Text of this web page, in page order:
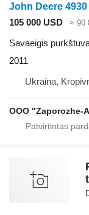
John Deere 4930
105 000 USD
≈ 90
Savaeigis
2011
Ukraina,
OOO "Zaporozhe-